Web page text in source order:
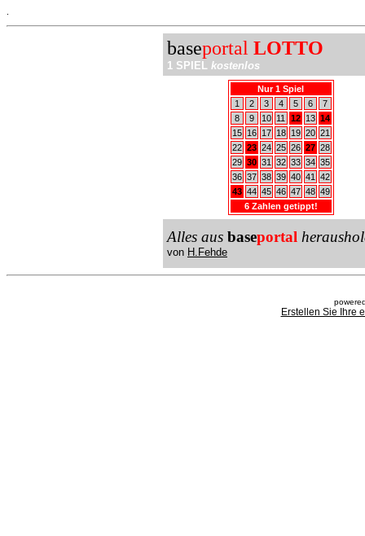
baseportal LOTTO
1 SPIEL kostenlos
Nur 1 Spiel
1
2 3 4 5 6
7
8
9 10 11 12 13 14
15
16 17 18 19 20 21
22 23 24 25 26 27 28
29 30 31 32 33 34 35
36 37 38 39 40 41
42
43 44 45 46 47 48 49
6 Zahlen getippt!
Alles aus baseportal
von H.Fehde
Erstellen Sie Ihre